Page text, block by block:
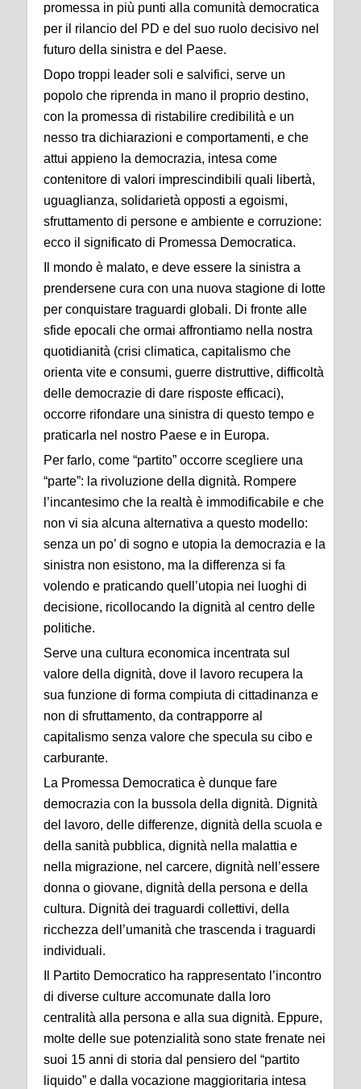
promessa in più punti alla comunità democratica
per il rilancio del PD e del suo ruolo decisivo nel
futuro della sinistra e del Paese.
Dopo troppi leader soli e salvifici, serve un
popolo che riprenda in mano il proprio destino,
con la promessa di ristabilire credibilità e un
nesso tra dichiarazioni e comportamenti, e che
attui appieno la democrazia, intesa come
contenitore di valori imprescindibili quali libertà,
uguaglianza, solidarietà opposti a egoismi,
sfruttamento di persone e ambiente e corruzione:
ecco il significato di Promessa Democratica.
Il mondo è malato, e deve essere la sinistra a
prendersene cura con una nuova stagione di lotte
per conquistare traguardi globali. Di fronte alle
sfide epocali che ormai affrontiamo nella nostra
quotidianità (crisi climatica, capitalismo che
orienta vite e consumi, guerre distruttive, difficoltà
delle democrazie di dare risposte efficaci),
occorre rifondare una sinistra di questo tempo e
praticarla nel nostro Paese e in Europa.
Per farlo, come “partito” occorre scegliere una
“parte”: la rivoluzione della dignità. Rompere
l’incantesimo che la realtà è immodificabile e che
non vi sia alcuna alternativa a questo modello:
senza un po’ di sogno e utopia la democrazia e la
sinistra non esistono, ma la differenza si fa
volendo e praticando quell’utopia nei luoghi di
decisione, ricollocando la dignità al centro delle
politiche.
Serve una cultura economica incentrata sul
valore della dignità, dove il lavoro recupera la
sua funzione di forma compiuta di cittadinanza e
non di sfruttamento, da contrapporre al
capitalismo senza valore che specula su cibo e
carburante.
La Promessa Democratica è dunque fare
democrazia con la bussola della dignità. Dignità
del lavoro, delle differenze, dignità della scuola e
della sanità pubblica, dignità nella malattia e
nella migrazione, nel carcere, dignità nell’essere
donna o giovane, dignità della persona e della
cultura. Dignità dei traguardi collettivi, della
ricchezza dell’umanità che trascenda i traguardi
individuali.
Il Partito Democratico ha rappresentato l’incontro
di diverse culture accomunate dalla loro
centralità alla persona e alla sua dignità. Eppure,
molte delle sue potenzialità sono state frenate nei
suoi 15 anni di storia dal pensiero del “partito
liquido” e dalla vocazione maggioritaria intesa